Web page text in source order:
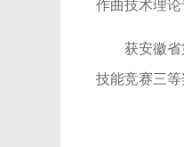
作曲技术理
获安徽
技能竞赛三